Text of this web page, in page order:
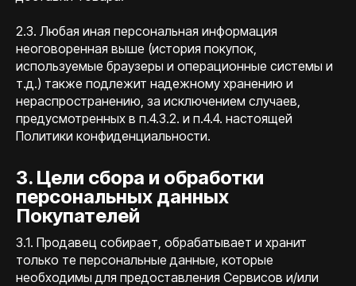
2.3. Любая иная персональная информация
неоговоренная выше (история покупок,
используемые браузеры и операционные системы и
т.д.) также подлежит надежному хранению и
нераспространению, за исключением случаев,
предусмотренных в п.4.3.2. и п.4.4. настоящей
Политики конфиденциальности.
3. Цели сбора и обработки
персональных данных
Покупателей
3.1. Продавец собирает, обрабатывает и хранит
только те персональные данные, которые
необходимы для предоставления Сервисов и/или